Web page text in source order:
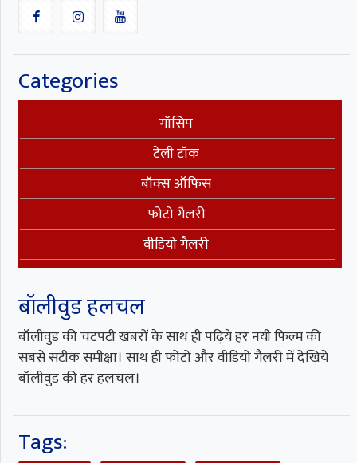
Categories
गॉसिप
टेली टॉक
बॉक्स ऑफिस
फोटो गैलरी
वीडियो गैलरी
बॉलीवुड हलचल
बॉलीवुड की चटपटी खबरों के साथ ही पढ़िये हर नयी फिल्म की
सबसे सटीक समीक्षा। साथ ही फोटो और वीडियो गैलरी में देखिये
बॉलीवुड की हर हलचल।
Tags: